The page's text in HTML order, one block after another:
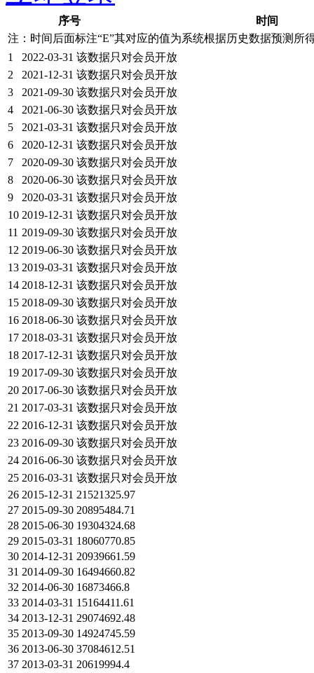
序号
时间
注：时间后面标注“E”其对应的值为系统根据历史数据预测所
1
2022-03-31 该数据只对会员开放
2
2021-12-31 该数据只对会员开放
3
2021-09-30 该数据只对会员开放
4
2021-06-30 该数据只对会员开放
5
2021-03-31 该数据只对会员开放
6
2020-12-31 该数据只对会员开放
7
2020-09-30 该数据只对会员开放
8
2020-06-30 该数据只对会员开放
9
2020-03-31 该数据只对会员开放
10 2019-12-31 该数据只对会员开放
11 2019-09-30 该数据只对会员开放
12 2019-06-30 该数据只对会员开放
13 2019-03-31 该数据只对会员开放
14 2018-12-31 该数据只对会员开放
15 2018-09-30 该数据只对会员开放
16 2018-06-30 该数据只对会员开放
17 2018-03-31 该数据只对会员开放
18 2017-12-31 该数据只对会员开放
19 2017-09-30 该数据只对会员开放
20 2017-06-30 该数据只对会员开放
21 2017-03-31 该数据只对会员开放
22 2016-12-31 该数据只对会员开放
23 2016-09-30 该数据只对会员开放
24 2016-06-30 该数据只对会员开放
25 2016-03-31 该数据只对会员开放
26 2015-12-31 21521325.97
27 2015-09-30 20895484.71
28 2015-06-30 19304324.68
29 2015-03-31 18060770.85
30 2014-12-31 20939661.59
31 2014-09-30 16494660.82
32 2014-06-30 16873466.8
33 2014-03-31 15164411.61
34 2013-12-31 29074692.48
35 2013-09-30 14924745.59
36 2013-06-30 37084612.51
37 2013-03-31 20619994.4